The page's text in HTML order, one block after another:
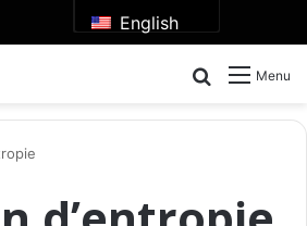
English
Menu
Search for